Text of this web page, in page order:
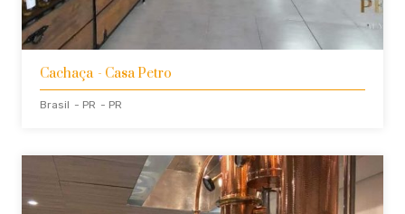
Cachaça - Casa Petro
Brasil - PR - PR